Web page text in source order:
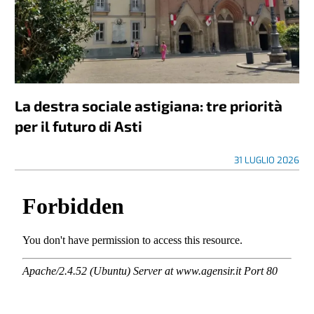
La destra sociale astigiana: tre priorità
per il futuro di Asti
31 LUGLIO 2026